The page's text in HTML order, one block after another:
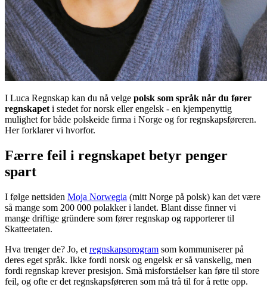
I Luca Regnskap kan du nå velge polsk som språk når du fører
regnskapet i stedet for norsk eller engelsk - en kjempenyttig
mulighet for både polskeide firma i Norge og for regnskapsføreren.
Her forklarer vi hvorfor.
Færre feil i regnskapet betyr penger
spart
I følge nettsiden Moja Norwegia (mitt Norge på polsk) kan det være
så mange som 200 000 polakker i landet. Blant disse finner vi
mange driftige gründere som fører regnskap og rapporterer til
Skatteetaten.
Hva trenger de? Jo, et regnskapsprogram som kommuniserer på
deres eget språk. Ikke fordi norsk og engelsk er så vanskelig, men
fordi regnskap krever presisjon. Små misforståelser kan føre til store
feil, og ofte er det regnskapsføreren som må trå til for å rette opp.